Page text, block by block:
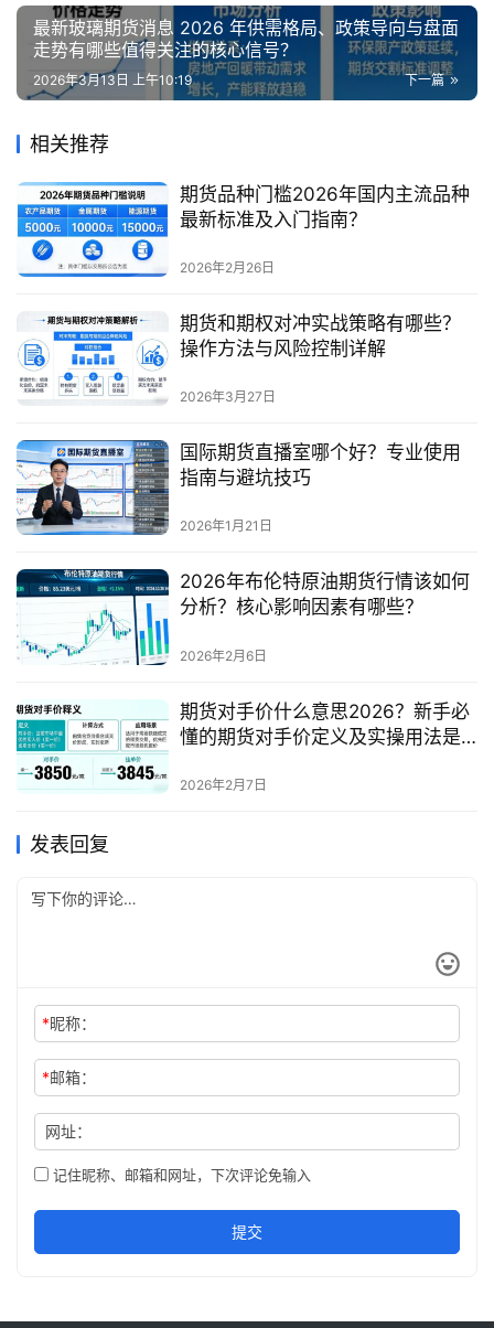
最新玻璃期货消息 2026 年供需格局、政策导向与盘面
走势有哪些值得关注的核心信号？
下一篇
2026年3月13日 上午10:19
相关推荐
期货品种门槛2026年国内主流品种
最新标准及入门指南？
2026年2月26日
期货和期权对冲实战策略有哪些？
操作方法与风险控制详解
2026年3月27日
国际期货直播室哪个好？专业使用
指南与避坑技巧
2026年1月21日
2026年布伦特原油期货行情该如何
分析？核心影响因素有哪些？
2026年2月6日
期货对手价什么意思2026？新手必
懂的期货对手价定义及实操用法是
2026年2月7日
发表回复
*昵称：
*邮箱：
网址：
记住昵称、邮箱和网址，下次评论免输入
提交